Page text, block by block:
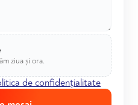
ziua și ora.
de confidențialitate